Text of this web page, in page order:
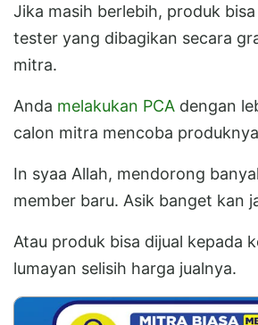
Jika masih berlebih, produk
tester yang dibagikan secara
mitra.
Anda melakukan PCA dengan
calon mitra mencoba
In syaa Allah, mendorong
member baru. Asik banget kan
Atau produk bisa dijual kepada
lumayan selisih harga jualnya.